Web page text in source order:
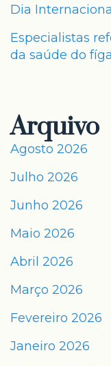
Dia
Especialistas
da saúde do
Arquivo
Agosto 2026
Julho 2026
Junho 2026
Maio 2026
Abril 2026
Março 2026
Fevereiro 2026
Janeiro 2026